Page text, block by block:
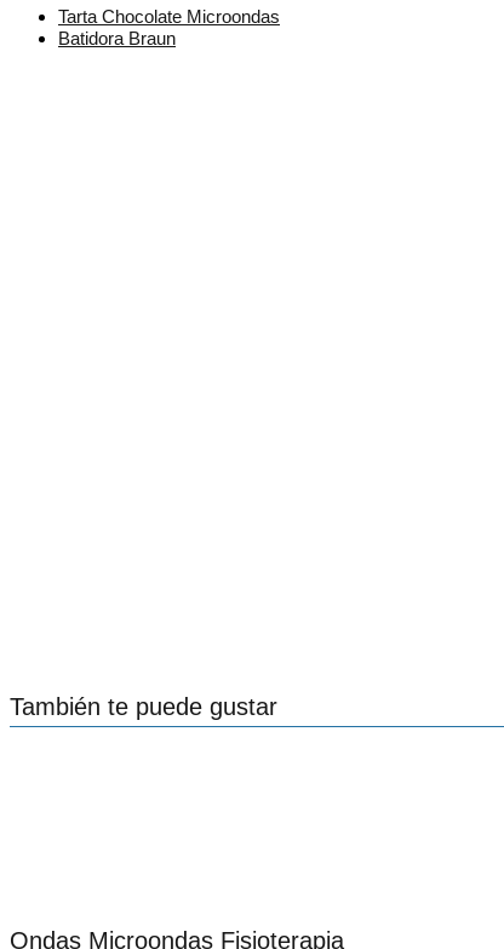
Tarta Chocolate Microondas
Batidora Braun
También te puede gustar
Ondas Microondas Fisioterapia